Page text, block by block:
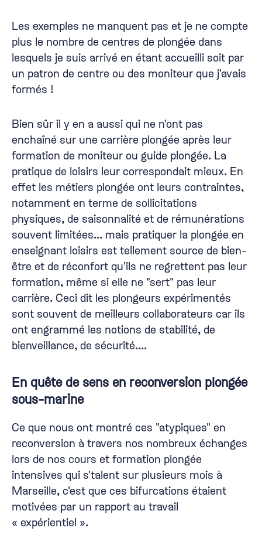
Les exemples ne manquent pas et je ne compte
plus le nombre de centres de plongée dans
lesquels je suis arrivé en étant accueilli soit par
un patron de centre ou des moniteur que j'avais
formés !
Bien sûr il y en a aussi qui ne n'ont pas
enchaîné sur une carrière plongée après leur
formation de moniteur ou guide plongée. La
pratique de loisirs leur correspondait mieux. En
effet les métiers plongée ont leurs contraintes,
notamment en terme de sollicitations
physiques, de saisonnalité et de rémunérations
souvent limitées... mais pratiquer la plongée en
enseignant loisirs est tellement source de bien-
être et de réconfort qu'ils ne regrettent pas leur
formation, même si elle ne "sert" pas leur
carrière. Ceci dit les plongeurs expérimentés
sont souvent de meilleurs collaborateurs car ils
ont engrammé les notions de stabilité, de
bienveillance, de sécurité....
En quête de sens en reconversion plongée
sous-marine
Ce que nous ont montré ces "atypiques" en
reconversion à travers nos nombreux échanges
lors de nos cours et formation plongée
intensives qui s'talent sur plusieurs mois à
Marseille, c'est que ces bifurcations étaient
motivées par un rapport au travail
« expérientiel ».